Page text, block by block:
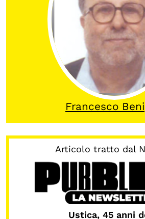
Pubblicazioni
Storie di Resistenza,
Calendario civile
Elezioni dal mondo
OLTRE LA SCUOLA
Attività per bambine e
Programmi per le scuole
Under25
Classici del Pensiero
Francesco
Articolo tratto dal
Ustica, 45 anni